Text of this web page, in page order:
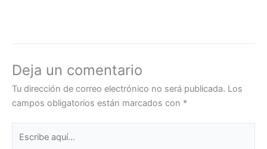
Deja un comentario
Tu dirección de correo electrónico no será publicada. Los
campos obligatorios están marcados con *